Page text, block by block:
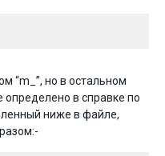
“m_”, но в остальном
определено в справке по
ниже в файле,